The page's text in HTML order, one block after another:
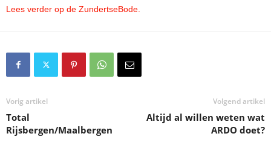
Lees verder op de ZundertseBode.
Vorig artikel
Total
Rijsbergen/Maalbergen
Volgend artikel
Altijd al willen weten wat
ARDO doet?